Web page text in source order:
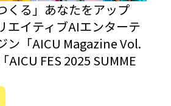
くる」あなたをアップ
エイティブAIエンターテ
ン「AICU Magazine Vol.
AICU FES 2025 SUMME